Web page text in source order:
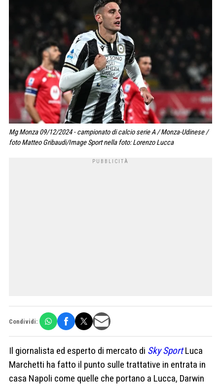
Mg Monza 09/12/2024 - campionato di calcio serie A / Monza-Udinese /
foto Matteo Gribaudi/Image Sport nella foto: Lorenzo Lucca
Condividi:
Il giornalista ed esperto di mercato di Sky SportLuca
Marchetti ha fatto il punto sulle trattative in entrata in
casa Napoli come quelle che portano a Lucca, Darwin